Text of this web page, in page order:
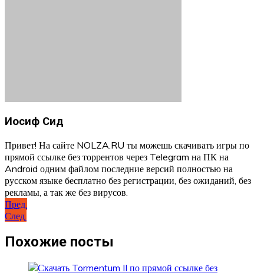
Иосиф Сид
Привет! На сайте NOLZA.RU ты можешь скачивать игры по
прямой ссылке без торрентов через Telegram на ПК на
Android одним файлом последние версий полностью на
русском языке бесплатно без регистрации, без ожиданий, без
рекламы, а так же без вирусов.
Навигация
по
записям
Пред.
След.
Похожие посты